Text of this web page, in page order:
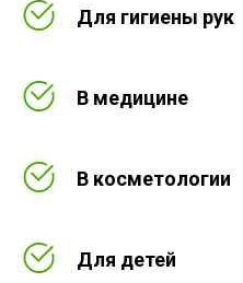
Для гигиены рук
В медицине
В косметологии
Для детей